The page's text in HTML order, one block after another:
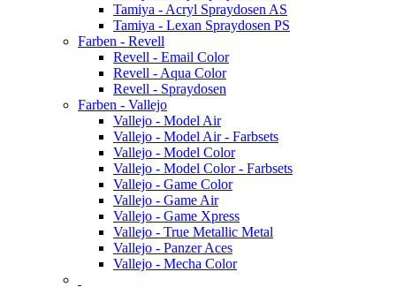
Tamiya - Acryl Spraydosen AS
Tamiya - Lexan Spraydosen PS
Farben - Revell
Revell - Email Color
Revell - Aqua Color
Revell - Spraydosen
Farben - Vallejo
Vallejo - Model Air
Vallejo - Model Air - Farbsets
Vallejo - Model Color
Vallejo - Model Color - Farbsets
Vallejo - Game Color
Vallejo - Game Air
Vallejo - Game Xpress
Vallejo - True Metallic Metal
Vallejo - Panzer Aces
Vallejo - Mecha Color